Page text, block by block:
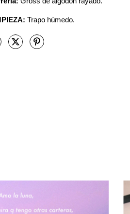
Trapo húmedo.